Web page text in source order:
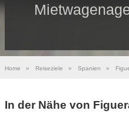
Home » Reiseziele » Spanien »
In der Nähe von